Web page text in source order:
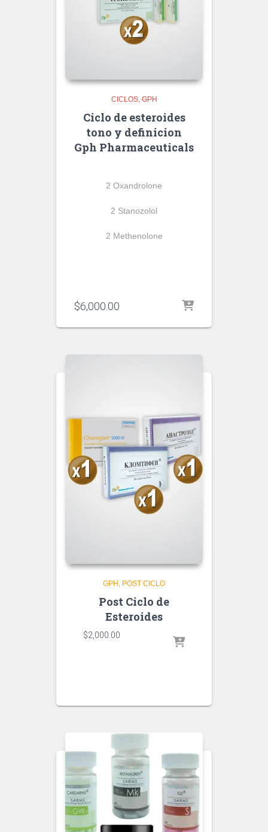
CICLOS GPH
Ciclo de esteroides
tono y definicion
Gph Pharmaceuticals
2 Oxandrolone
2 Stanozolol
2 Methenolone
$6,000.00
GPH POST CICLO
Post Ciclo de
Esteroides
$2,000.00